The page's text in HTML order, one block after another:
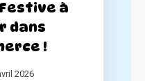
à
dans
!
2026